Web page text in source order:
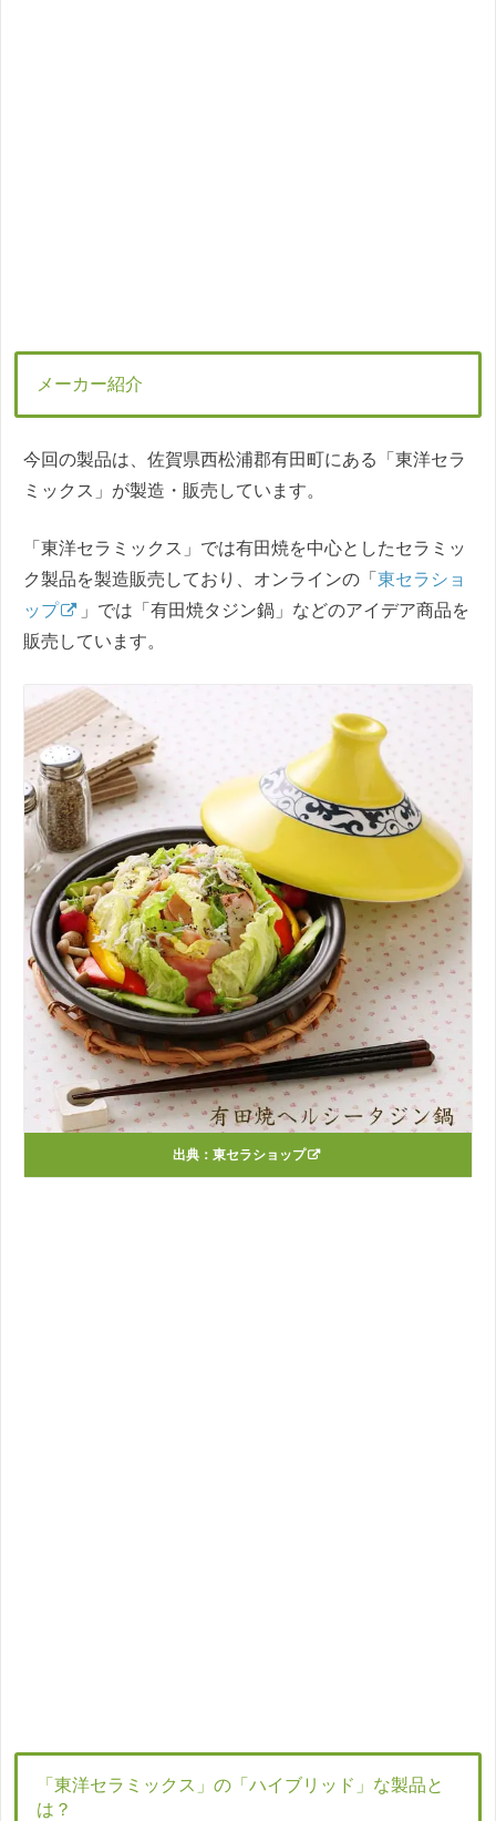
メーカー紹介
今回の製品は、佐賀県西松浦郡有田町にある「東洋セラ
ミックス」が製造・販売しています。
「東洋セラミックス」では有田焼を中心としたセラミッ
ク製品を製造販売しており、オンラインの「 東セラショ
ップ
」では「有田焼タジン鍋」などのアイデア商品を
販売しています。
出典： 東セラショップ
「東洋セラミックス」の「ハイブリッド」な製品と
は？